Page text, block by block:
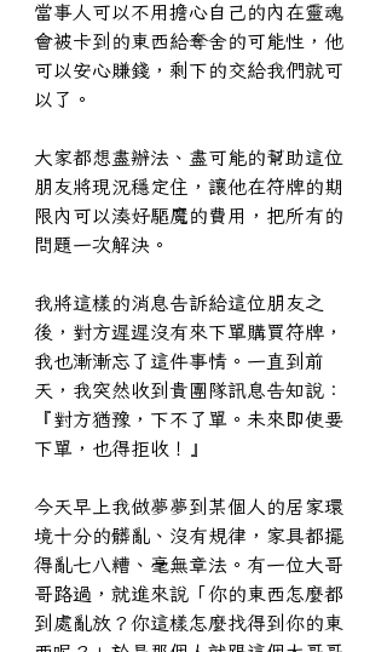
當事人可以不用擔心自己的內在靈魂
會被卡到的東西給奪舍的可能性，他
可以安心賺錢，剩下的交給我們就可
以了。
大家都想盡辦法、盡可能的幫助這位
朋友將現況穩定住，讓他在符牌的期
限內可以湊好驅魔的費用，把所有的
問題一次解決。
我將這樣的消息告訴給這位朋友之
後，對方遲遲沒有來下單購買符牌，
我也漸漸忘了這件事情。一直到前
天，我突然收到貴團隊訊息告知說：
『對方猶豫，下不了單。未來即使要
下單，也得拒收！』
今天早上我做夢夢到某個人的居家環
境十分的髒亂、沒有規律，家具都擺
得亂七八糟、毫無章法。有一位大哥
哥路過，就進來說「你的東西怎麼都
到處亂放？你這樣怎麼找得到你的東